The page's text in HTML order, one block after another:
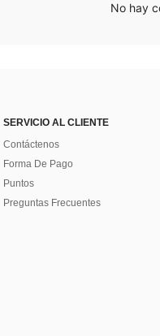
No hay
SERVICIO AL CLIENTE
Contáctenos
Forma De Pago
Puntos
Preguntas Frecuentes